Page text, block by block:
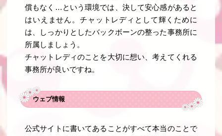
償もなく…という環境では、決して安心感があると
はいえません。チャットレディとして輝くために
は、しっかりとしたバックボーンの整った事務所に
所属しましょう。
チャットレディのことを大切に想い、考えてくれる
事務所が良いですね。
ウェブ情報
公式サイトに書いてあることがすべて本当のことで